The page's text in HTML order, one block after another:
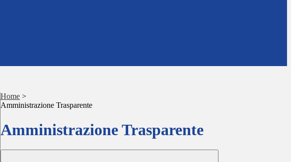
Home >
Amministrazione Trasparente
Amministrazione Trasparente